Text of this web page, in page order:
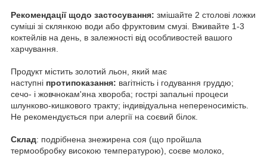
Рекомендації щодо застосування: змішайте 2 столові ложки
суміші зі склянкою води або фруктовим смузi. Вживайте 1-3
коктейлів на день, в залежності від особливостей вашого
харчування.
Продукт мiстить золотий льон, який має
наступнi протипоказання: вагітність і годування груддю;
сечо- і жовчнокам'яна хвороба; гострi запальні процеси
шлунково-кишкового тракту; індивідуальна непереносимість.
Не рекомендується при алергії на соєвий білок.
Склад: подрібнена знежирена соя (що пройшла
термообробку високою температурою), соєве молоко,